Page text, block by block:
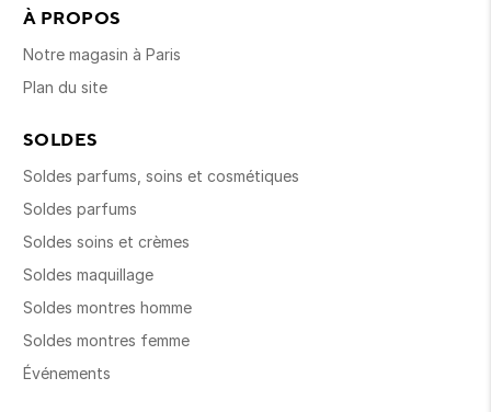
À PROPOS
Notre magasin à Paris
Plan du site
SOLDES
Soldes parfums, soins et cosmétiques
Soldes parfums
Soldes soins et crèmes
Soldes maquillage
Soldes montres homme
Soldes montres femme
Événements